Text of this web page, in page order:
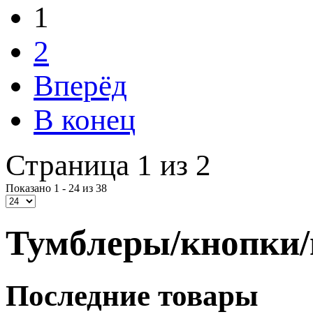
1
2
Вперёд
В конец
Страница 1 из 2
Показано 1 - 24 из 38
Тумблеры/
Последние товары